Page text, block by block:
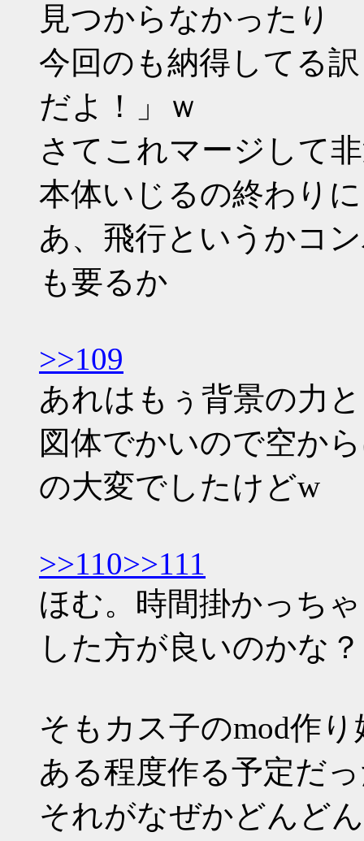
見つからなかったり
今回のも納得してる
だよ！」ｗ
さてこれマージして
本体いじるの終わり
あ、飛行というかコ
も要るか
>>109
あれはもぅ背景の力
図体でかいので空か
の大変でしたけどw
>>110>>111
ほむ。時間掛かっち
した方が良いのかな？
そもカス子のmod作
ある程度作る予定だ
それがなぜかどんど